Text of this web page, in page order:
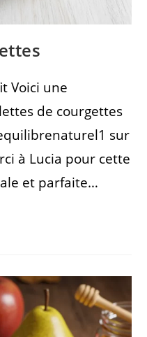
Voici une
de courgettes
sur
à Lucia pour cette
et parfaite…